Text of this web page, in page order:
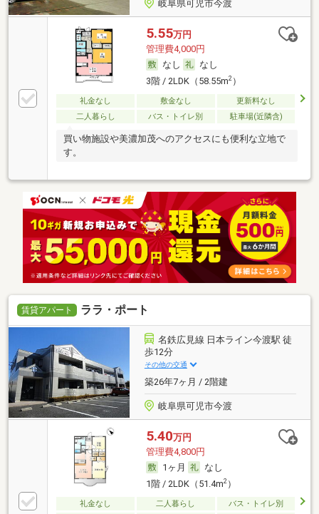
岐阜県可児市今渡
5.55万円
管理費4,000円
なし
なし
3階 / 2LDK（58.55m2）
礼金なし 敷金なし
更新料なし
二人暮らし
バス・トイレ別 駐車場(近隣含)
買い物施設や美濃加茂へのアクセスにも便利な立地で
す。
賃貸アパート ララ・ポート
名鉄広見線 日本ライン今渡駅 徒
歩12分
その他の交通
築26年7ヶ月 / 2階建
岐阜県可児市今渡
5.40万円
管理費4,800円
1ヶ月
なし
1階 / 2LDK（51.4m2）
礼金なし 二人暮らし バス・トイレ別